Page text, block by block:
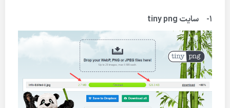
1- سایت tiny png